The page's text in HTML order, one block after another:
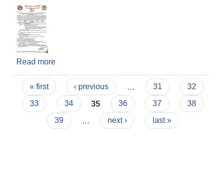
Read more
Pages
« first ‹ previous 31
32
33
34 35 36 37
38
39
next › last »